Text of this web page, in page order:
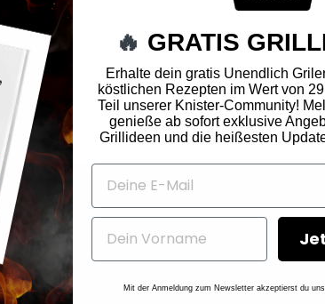
🔥 GRATIS
Erhalte dein gratis Unendlich
köstlichen Rezepten im Wert von
Teil unserer Knister-Community!
genieße ab sofort exklusive
Grillideen und die heißesten
Mit der Anmeldung zum Newsletter akzeptierst du